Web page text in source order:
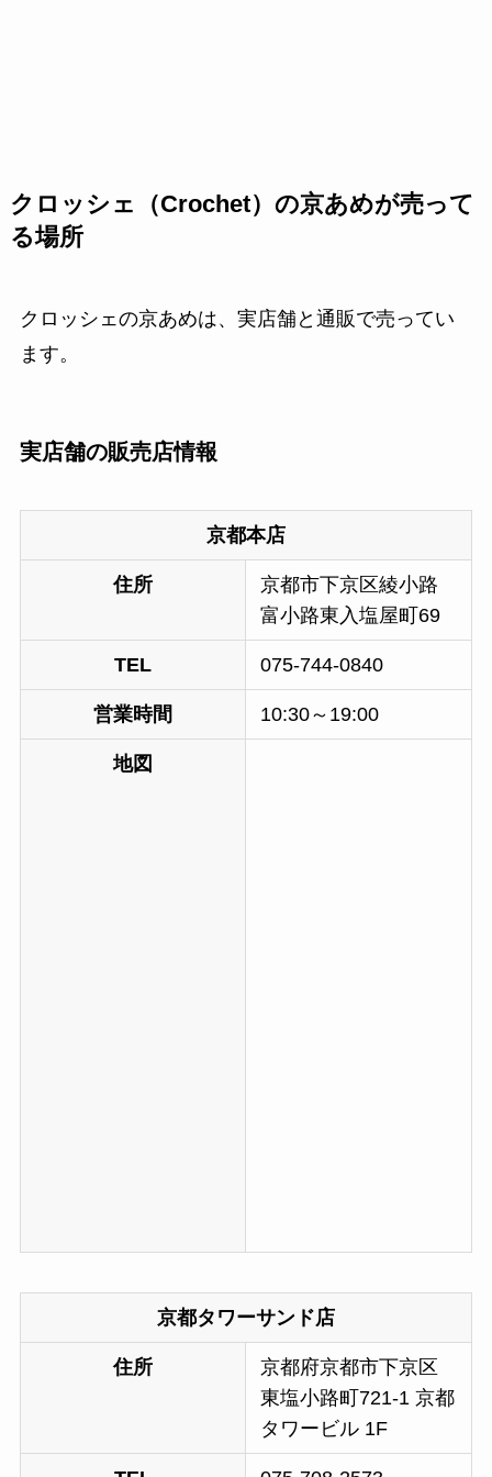
クロッシェ（Crochet）の京あめが売って
る場所
クロッシェの京あめは、実店舗と通販で売ってい
ます。
実店舗の販売店情報
京都本店
住所
京都市下京区綾小路
富小路東入塩屋町69
TEL 075-744-0840
営業時間 10:30～19:00
地図
京都タワーサンド店
住所
京都府京都市下京区
東塩小路町721-1 京都
タワービル 1F